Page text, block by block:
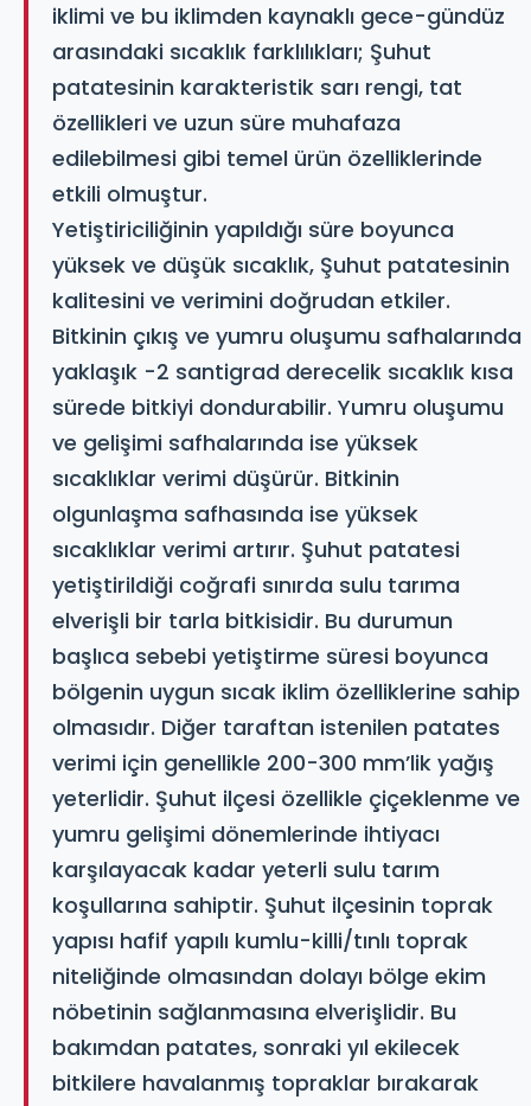
iklimi ve bu iklimden kaynaklı gece-gündüz
arasındaki sıcaklık farklılıkları; Şuhut
patatesinin karakteristik sarı rengi, tat
özellikleri ve uzun süre muhafaza
edilebilmesi gibi temel ürün özelliklerinde
etkili olmuştur.
Yetiştiriciliğinin yapıldığı süre boyunca
yüksek ve düşük sıcaklık, Şuhut patatesinin
kalitesini ve verimini doğrudan etkiler.
Bitkinin çıkış ve yumru oluşumu safhalarında
yaklaşık -2 santigrad derecelik sıcaklık kısa
sürede bitkiyi dondurabilir. Yumru oluşumu
ve gelişimi safhalarında ise yüksek
sıcaklıklar verimi düşürür. Bitkinin
olgunlaşma safhasında ise yüksek
sıcaklıklar verimi artırır. Şuhut patatesi
yetiştirildiği coğrafi sınırda sulu tarıma
elverişli bir tarla bitkisidir. Bu durumun
başlıca sebebi yetiştirme süresi boyunca
bölgenin uygun sıcak iklim özelliklerine sahip
olmasıdır. Diğer taraftan istenilen patates
verimi için genellikle 200-300 mm’lik yağış
yeterlidir. Şuhut ilçesi özellikle çiçeklenme ve
yumru gelişimi dönemlerinde ihtiyacı
karşılayacak kadar yeterli sulu tarım
koşullarına sahiptir. Şuhut ilçesinin toprak
yapısı hafif yapılı kumlu-killi/tınlı toprak
niteliğinde olmasından dolayı bölge ekim
nöbetinin sağlanmasına elverişlidir. Bu
bakımdan patates, sonraki yıl ekilecek
bitkilere havalanmış topraklar bırakarak